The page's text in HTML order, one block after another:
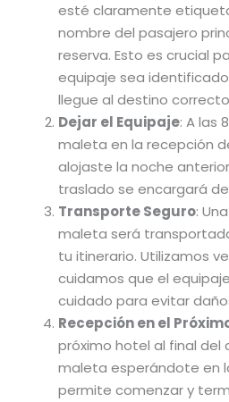
esté claramente
nombre del pasajero
reserva. Esto es crucial
equipaje sea
llegue al destino
Dejar el Equipaje: A las
maleta en la recepción
alojaste la noche
traslado se encargará
Transporte Seguro:
maleta será
tu itinerario. Utilizamos
cuidamos que el
cuidado para evitar
Recepción en el
próximo hotel al final del
maleta esperándote en
permite comenzar y